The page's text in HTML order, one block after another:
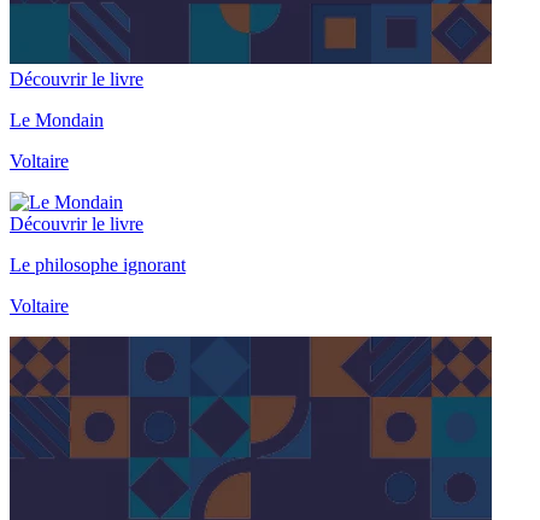
Découvrir le livre
Le Mondain
Voltaire
Découvrir le livre
Le philosophe ignorant
Voltaire